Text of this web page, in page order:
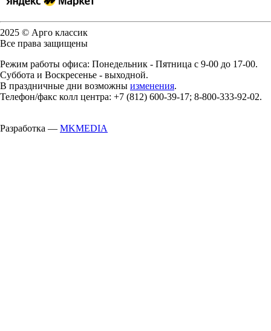
2025 © Арго классик
Все права защищены
Режим работы офиса: Понедельник - Пятница с 9-00 до 17-00.
Суббота и Воскресенье - выходной.
В праздничные дни возможны изменения.
Телефон/факс колл центра: +7 (812) 600-39-17; 8-800-333-92-02.
Разработка — MKMEDIA